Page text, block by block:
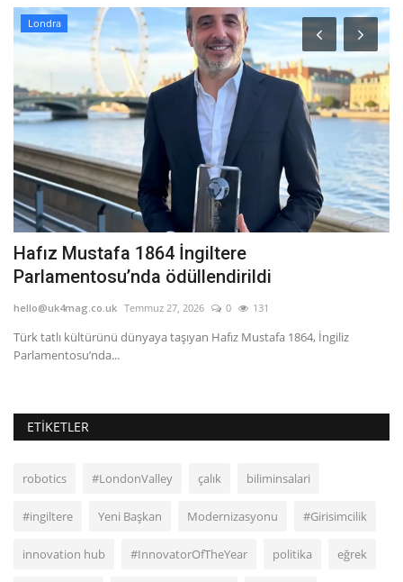
Londra
Hafız Mustafa 1864 İngiltere
Parlamentosu’nda ödüllendirildi
hello@uk4mag.co.uk Temmuz 27, 2026 0 131
Türk tatlı kültürünü dünyaya taşıyan Hafız Mustafa 1864, İngiliz
Parlamentosu’nda...
ETIKETLER
robotics #LondonValley çalık biliminsalari
#ingiltere Yeni Başkan Modernizasyonu #Girisimcilik
innovation hub #InnovatorOfTheYear politika eğrek